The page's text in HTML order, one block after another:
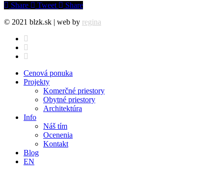
Share
Tweet
Share
© 2021 blzk.sk | web by regina
facebook
instagram
behance
Close
Menu
Cenová ponuka
Projekty
Komerčné priestory
Obytné priestory
Architektúra
Info
Náš tím
Ocenenia
Kontakt
Blog
EN